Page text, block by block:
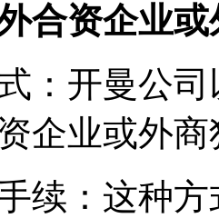
资企业或
开曼公司
企业或外
：这种方